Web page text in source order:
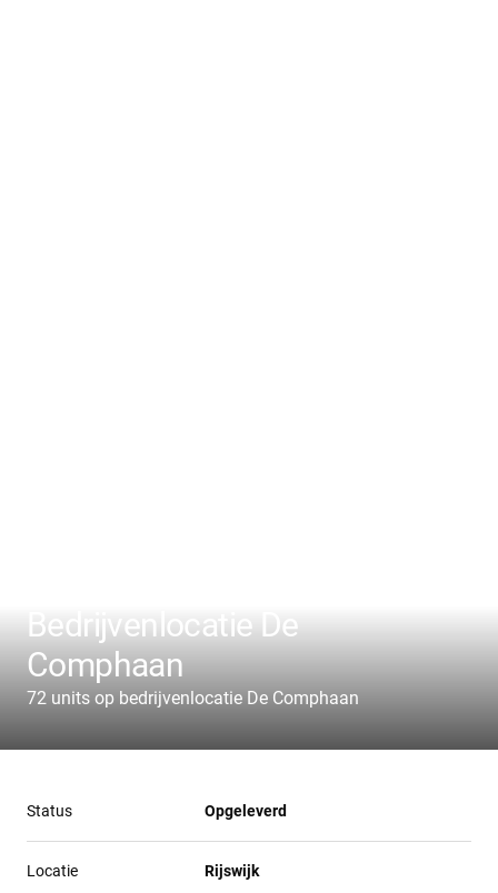
Bedrijvenlocatie De
Comphaan
72 units op bedrijvenlocatie De Comphaan
Status Opgeleverd
Locatie Rijswijk